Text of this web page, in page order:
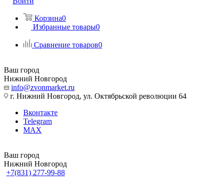
Корзина0
Избранные товары0
Сравнение товаров0
Ваш город
Нижний Новгород
info@zvonmarket.ru
г. Нижний Новгород, ул. Октябрьской революции 64
Вконтакте
Telegram
MAX
Ваш город
Нижний Новгород
+7(831) 277-99-88